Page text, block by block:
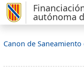
autónoma
Canon de Saneamiento